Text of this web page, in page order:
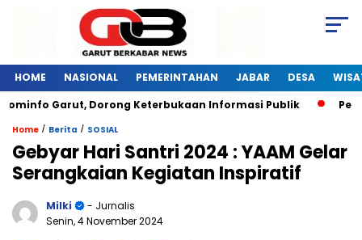
HOME NASIONAL PEMERINTAHAN JABAR DESA
Garut, Dorong Keterbukaan Informasi Publik
Home / Berita / SOSIAL
Gebyar Hari Santri 2024 : YAAM Gelar
Serangkaian Kegiatan Inspiratif
Milki
- Jurnalis
Senin, 4 November 2024